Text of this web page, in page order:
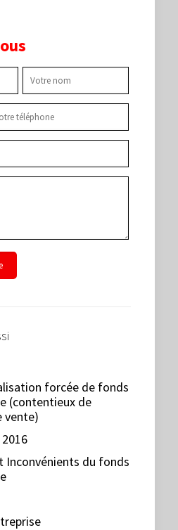
forcée de fonds
(contentieux de
vente)
2016
Inconvénients du fonds